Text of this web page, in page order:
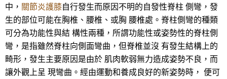
中， 關節炎護膝自行發生而原因不明的自發性脊柱 側彎，發
生的部位可能在胸椎、腰椎、或胸 腰椎處。脊柱側彎的種類
可分為功能性與結 構性兩種，所謂功能性或姿勢性的脊柱側
彎，是指雖然脊柱向側面彎曲，但脊椎並沒 有發生結構上的
畸形，發生主要原因是由於 肌肉軟弱無力造成姿勢不良，而
讓外觀上呈 現彎曲。經由運動和養成良好的新姿勢時， 便可